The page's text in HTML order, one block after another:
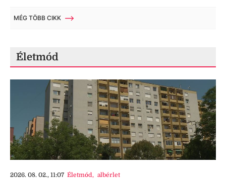
MÉG TÖBB CIKK
Életmód
2026. 08. 02., 11:07 Életmód, albérlet